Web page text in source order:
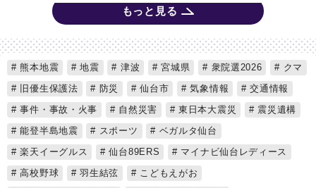
もっと見る
熊本地震 地震 津波 宮城県 衆院選2026
クマ
旧優生保護法
防災 仙台市 気象情報
交通情報
事件・事故・火事
自然災害 東日本大震災
震災遺構
能登半島地震
スポーツ
ベガルタ仙台
楽天イーグルス
仙台89ERS
マイナビ仙台レディース
高校野球
羽生結弦
こどもえがお